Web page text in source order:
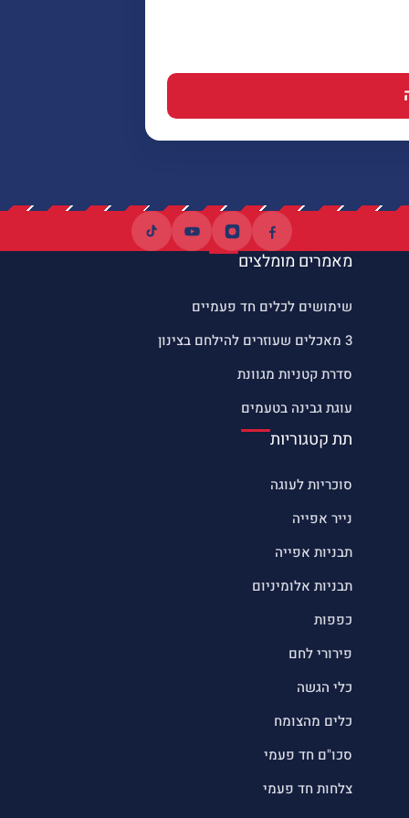
מאמרים מומלצים
שימושים לכלים חד פעמיים
3 מאכלים שעוזרים להילחם בצינון
סדרת קטניות מגוונת
עוגת גבינה בטעמים
תת קטגוריות
סוכריות לעוגה
נייר אפייה
תבניות אפייה
תבניות אלומיניום
כפפות
פירורי לחם
כלי הגשה
כלים מהצומח
סכו"ם חד פעמי
צלחות חד פעמי